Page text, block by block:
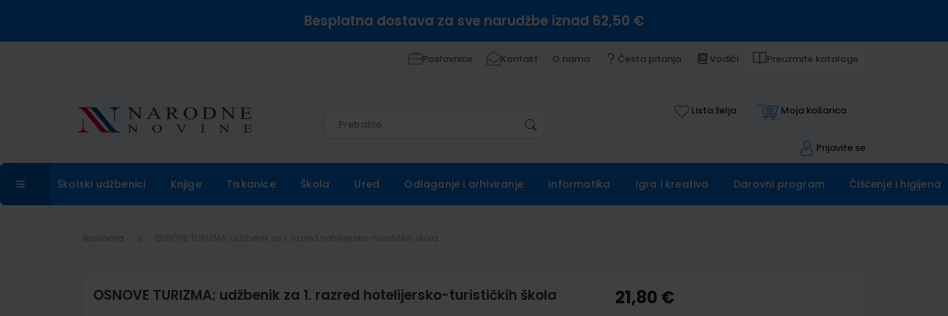
Besplatna dostava za sve narudžbe iznad 62,50 €
Poslovnice Kontakt O nama Česta pitanja Vodiči Preuzmite kataloge
Lista želja Moja košarica
Prijavite se
Školski udžbenici Knjige Tiskanice Škola Ured Odlaganje i arhiviranje Informatika Igra i kreativa Darovni program Čišćenje i higijena
Naslovna
OSNOVE TURIZMA; udžbenik za 1. razred hotelijersko-turističkih škola 21,80 €